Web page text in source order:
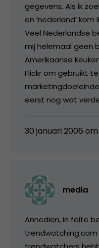
gegevens. Als ik
en ‘nederland’
Veel Nederlandse
mij helemaal geen
Amerikaanse
Flickr om gebruikt
eerst nog wat
30 januari 2006 om
media
Annedien, in feite